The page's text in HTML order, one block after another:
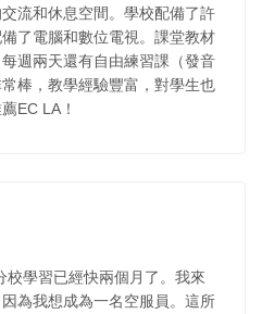
流和休息空間。學校配備了許
了電腦和數位電視。課堂教材
週兩天還有自由練習課（發音
棒，教學經驗豐富，對學生也
EC LA！
校學習已經快兩個月了。我來
為我想成為一名空服員。這所